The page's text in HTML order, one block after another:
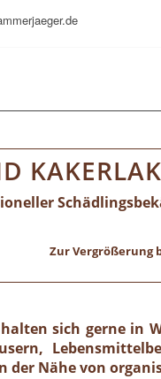
Zur Vergrößerung
sich gerne in
der Nähe von